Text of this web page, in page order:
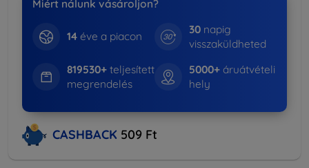
Miért nálunk vásároljon?
14éve a piacon
30 napig
visszaküldheted
819530+teljesített
megrendelés
5000+ áruátvételi
hely
CASHBACK 509 Ft